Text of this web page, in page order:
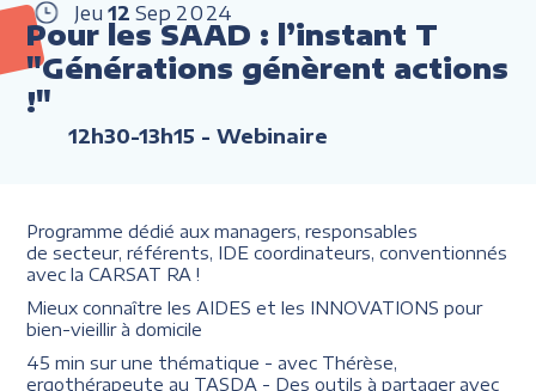
Jeu 12 Sep 2024
Pour les SAAD : l’instant T
"Générations génèrent actions
!"
12h30-13h15 - Webinaire
Programme dédié aux managers, responsables
de secteur, référents, IDE coordinateurs, conventionnés
avec la CARSAT RA !
Mieux connaître les AIDES et les INNOVATIONS pour
bien-vieillir à domicile
45 min sur une thématique - avec Thérèse,
ergothérapeute au TASDA - Des outils à partager avec